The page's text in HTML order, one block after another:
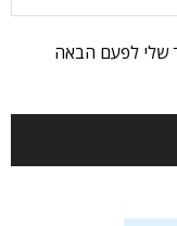
שלי לפעם הבאה